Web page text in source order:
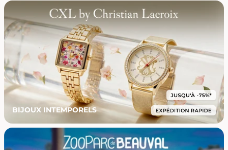
BIJOUX INTEMPORELS